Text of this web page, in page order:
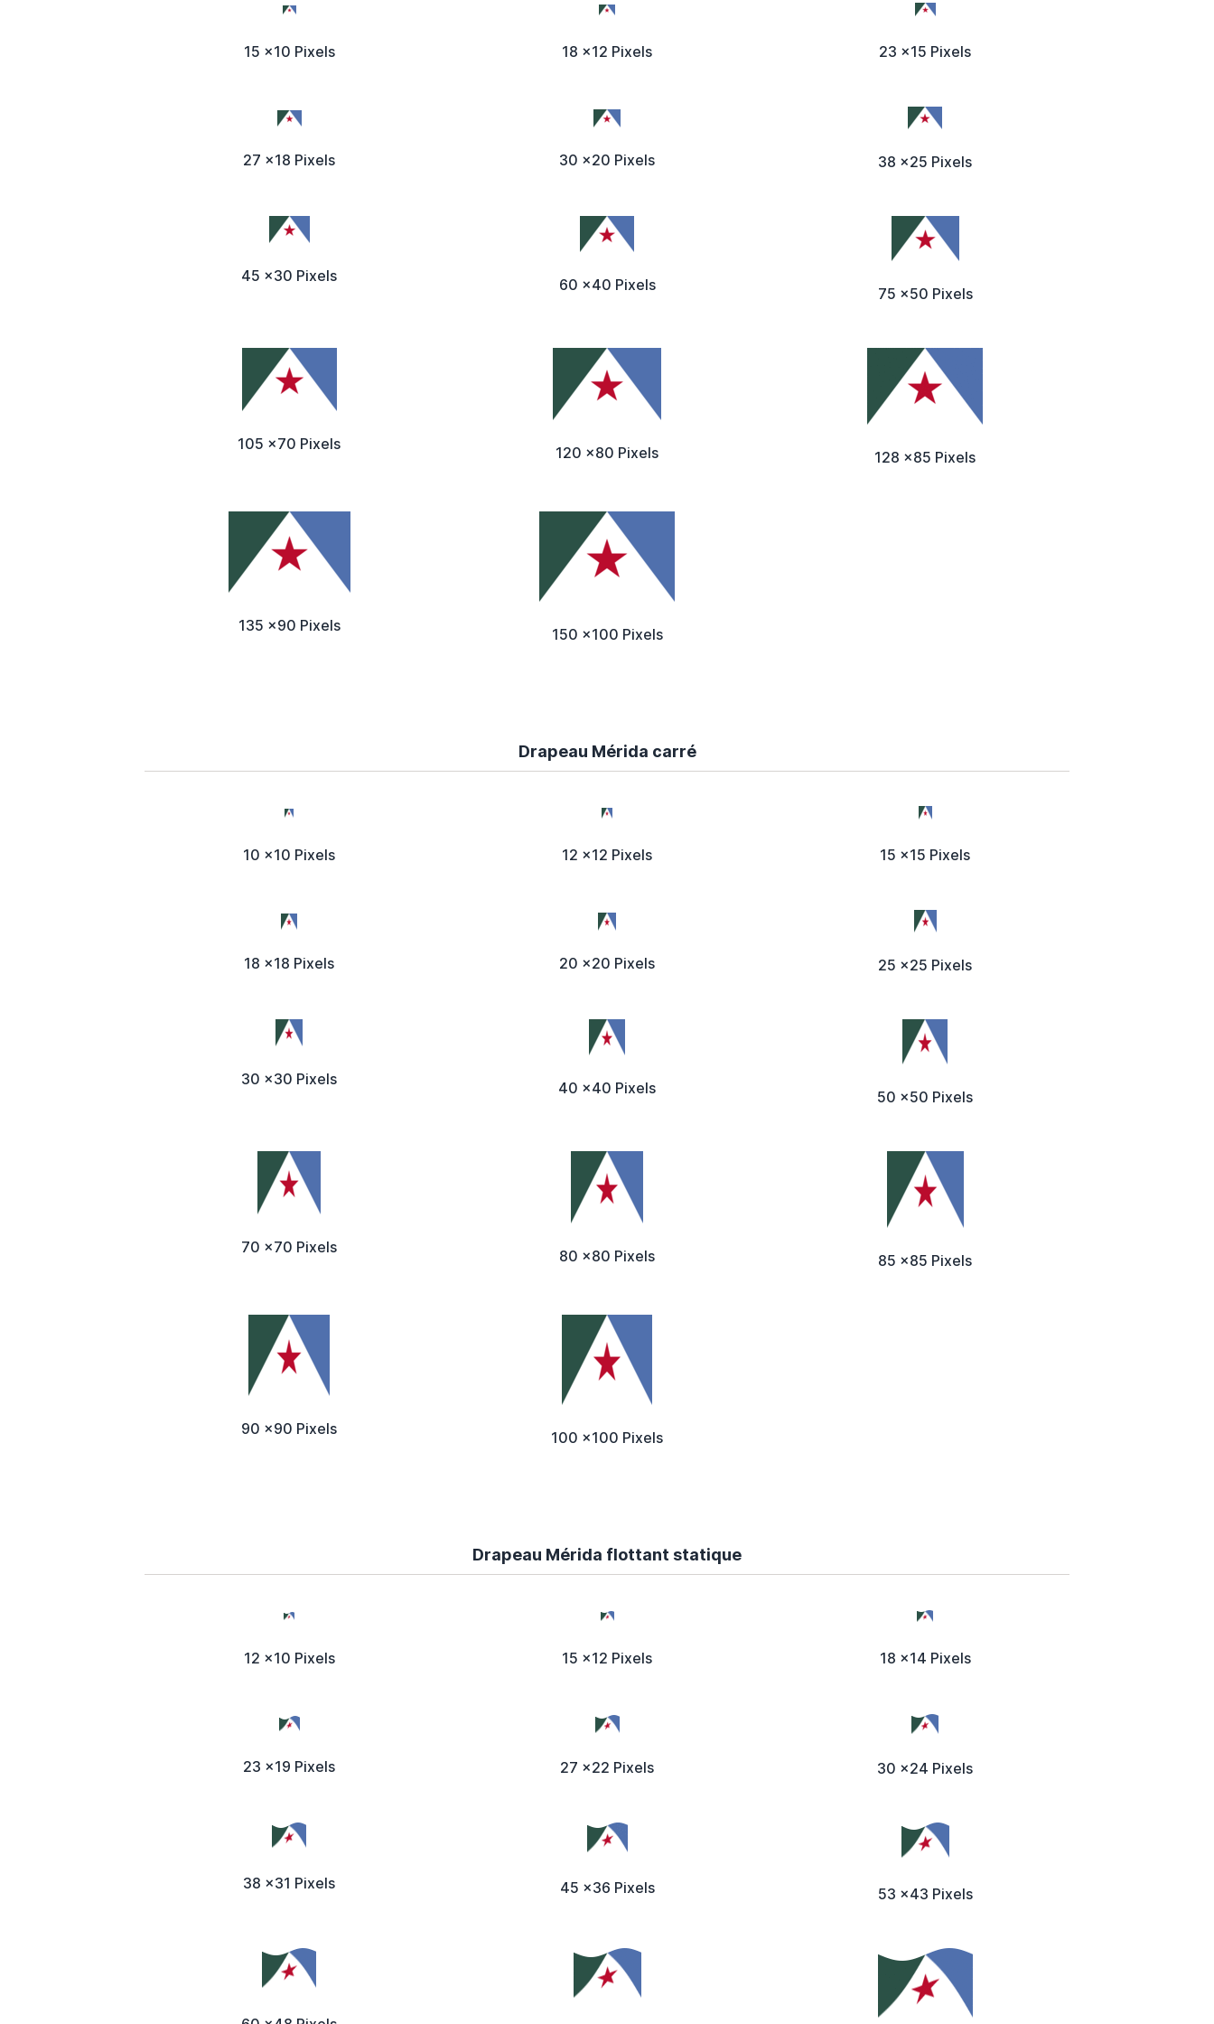
15 x10 Pixels 18 x12 Pixels 23 x15 Pixels
27 x18 Pixels 30 x20 Pixels 38 x25 Pixels
45 x30 Pixels 60 x40 Pixels 75 x50 Pixels
105 x70 Pixels 120 x80 Pixels 128 x85 Pixels
135 x90 Pixels 150 x100 Pixels
Drapeau Mérida carré
10 x10 Pixels 12 x12 Pixels 15 x15 Pixels
18 x18 Pixels 20 x20 Pixels 25 x25 Pixels
30 x30 Pixels 40 x40 Pixels 50 x50 Pixels
70 x70 Pixels 80 x80 Pixels 85 x85 Pixels
90 x90 Pixels 100 x100 Pixels
Drapeau Mérida flottant statique
12 x10 Pixels 15 x12 Pixels 18 x14 Pixels
23 x19 Pixels 27 x22 Pixels 30 x24 Pixels
38 x31 Pixels 45 x36 Pixels 53 x43 Pixels